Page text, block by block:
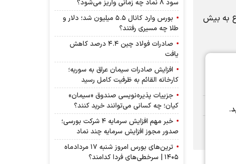
در مجموع به بیش
سود ۸ نماد چه زمانی واریز می‌شود؟
بورس وارد کانال ۵.۵ میلیون شد؛ دلار و
طلا چه مسیری رفتند؟
صادرات فولاد چین ۴.۴ درصد کاهش
یافت
افزایش صادرات سیمان عراق به سوریه؛
کارخانه القائم به ظرفیت کامل رسید
جزییات پذیره‌نویسی صندوق «سیمان»
کیان؛ چه کسانی می‌توانند خرید کنند؟
خبر مهم افزایش سرمایه ۴ شرکت بورسی؛
صدور مجوز افزایش سرمایه چند نماد
ترین‌های بورس امروز شنبه ۱۷ مردادماه
۱۴۰۵ | سرخطی‌های فردا کدامند؟